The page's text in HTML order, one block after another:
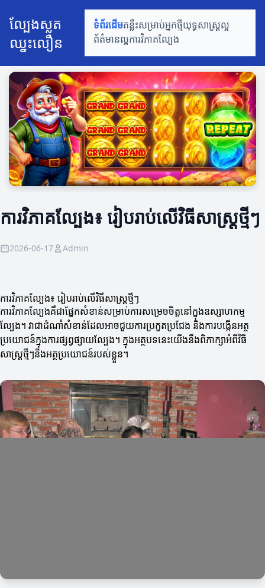
ល្បែងស្លត
ឈ្នះលឿន
ទំព័រដើមគន្លឹះសម្រាប់អ្នកថ្មីយុទ្ធសាស្ត្រល្អ
ព័ត៌មានល្អការវិភាគល្បែង
ការវិភាគល្បែង៖ រៀបរាប់លើវិធីសាស្ត្រថ្មីៗ
2026-06-17 Admin
ការវិភាគល្បែង៖ រៀបរាប់លើវិធីសាស្ត្រថ្មីៗ
ការវិភាគល្បែងគឺជាផ្នែកសំខាន់សម្រាប់ការសម្រេចចិត្តនៅក្នុងឧស្សាហកម្ម
ល្បែង។ វាជាដំណាំសំខាន់ដែលអាចជួយការប្រកួតប្រជែង និងការបង្កើនអត្ថ
ប្រយោជន៍ក្នុងការផ្សព្វផ្សាយល្បែង។ ក្នុងអត្ថបទនេះយើងនឹងពិភាក្សាអំពីវិធី
សាស្ត្រថ្មីៗនិងអត្ថប្រយោជន៍របស់ខ្លួន។